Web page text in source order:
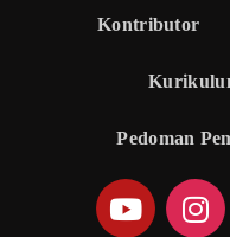
Kontributor
Pedoman